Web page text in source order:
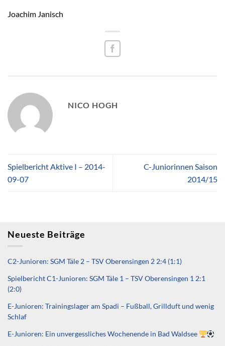
Joachim Janisch
NICO HOGH
Spielbericht Aktive I – 2014-
09-07
C-Juniorinnen Saison
2014/15
Neueste Beiträge
C2-Junioren: SGM Täle 2 – TSV Oberensingen 2 2:4 (1:1)
Spielbericht C1-Junioren: SGM Täle 1 – TSV Oberensingen 1 2:1
(2:0)
E-Junioren: Trainingslager am Spadi – Fußball, Grillduft und wenig
Schlaf
E-Junioren: Ein unvergessliches Wochenende in Bad Waldsee